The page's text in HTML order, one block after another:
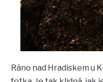
Ráno nad Hradiskem u